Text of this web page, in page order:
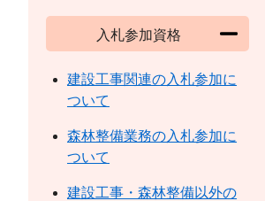
入札参加資格
建設工事関連の入札参加に
ついて
森林整備業務の入札参加に
ついて
建設工事・森林整備以外の